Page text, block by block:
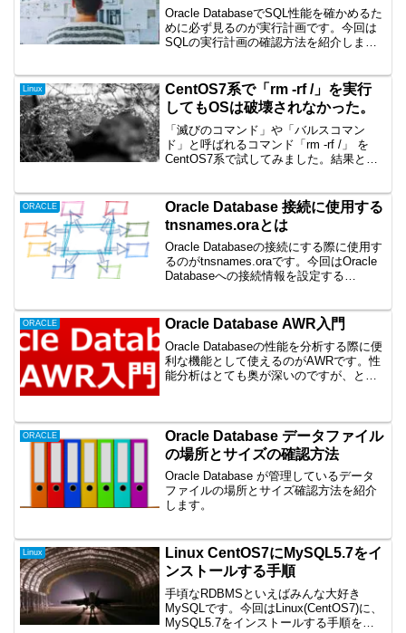
Oracle DatabaseでSQL性能を確かめるた
めに必ず見るのが実行計画です。今回は
SQLの実行計画の確認方法を紹介しま
Linux
CentOS7系で「rm -rf /」を実行
してもOSは破壊されなかった。
「滅びのコマンド」や「バルスコマン
ド」と呼ばれるコマンド「rm -rf /」 を
CentOS7系で試してみました。結果とし
る方法を色々試してみました。
ORACLE
Oracle Database 接続に使用する
tnsnames.oraとは
Oracle Databaseの接続にする際に使用す
るのがtnsnames.oraです。今回はOracle
Databaseへの接続情報を設定する
ORACLE Oracle Database AWR入門
Oracle Databaseの性能を分析する際に便
利な機能として使えるのがAWRです。性
能分析はとても奥が深いのですが、とて
ORACLE
Oracle Database データファイル
の場所とサイズの確認方法
Oracle Database が管理しているデータ
ファイルの場所とサイズ確認方法を紹介
します。
Linux
Linux CentOS7にMySQL5.7をイ
ンストールする手順
手頃なRDBMSといえばみんな大好き
MySQLです。今回はLinux(CentOS7)に、
MySQL5.7をインストールする手順を紹